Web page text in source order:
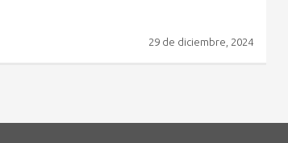
29 de diciembre, 2024